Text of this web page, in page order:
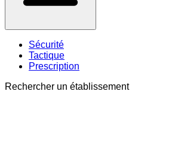
Sécurité
Tactique
Prescription
Rechercher un établissement